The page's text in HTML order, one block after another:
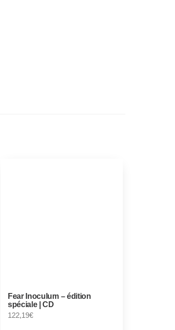
Fear Inoculum – édition
spéciale | CD
122,19€